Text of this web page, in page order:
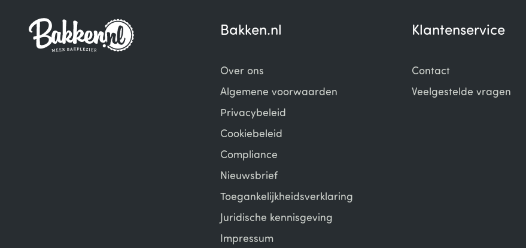
Bakken.nl
Over ons
Algemene voorwaarden
Privacybeleid
Cookiebeleid
Compliance
Nieuwsbrief
Toegankelijkheidsverklaring
Juridische kennisgeving
Impressum
Klantenservice
Contact
Veelgestelde vragen